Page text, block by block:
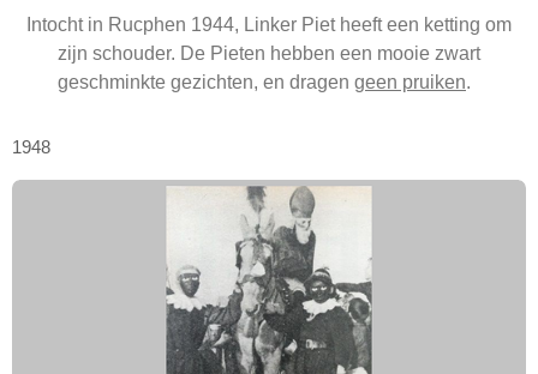
Intocht in Rucphen 1944, Linker Piet heeft een ketting om
zijn schouder. De Pieten hebben een mooie zwart
geschminkte gezichten, en dragen geen pruiken
1948